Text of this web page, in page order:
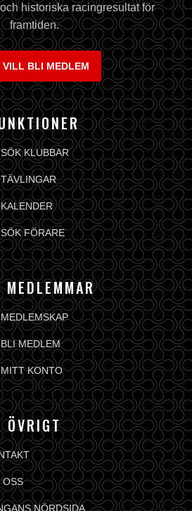
historiska racingresultat för
framtiden.
VILL BLI MEDLEM
SÖK KLUBBAR
TÄVLINGAR
KALENDER
SÖK FÖRARE
MEDLEMMAR
MEDLEMSKAP
BLI MEDLEM
MITT KONTO
ÖVRIGT
OSS
NÖRDSIDA